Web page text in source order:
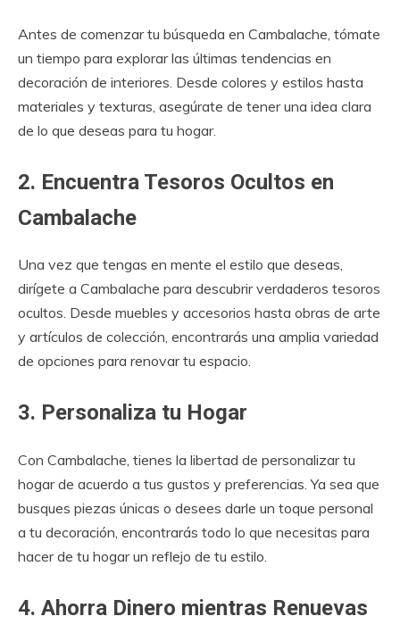
Antes de comenzar tu búsqueda en Cambalache, tómate
un tiempo para explorar las últimas tendencias en
decoración de interiores. Desde colores y estilos hasta
materiales y texturas, asegúrate de tener una idea clara
de lo que deseas para tu hogar.
2. Encuentra Tesoros Ocultos en
Cambalache
Una vez que tengas en mente el estilo que deseas,
dirígete a Cambalache para descubrir verdaderos tesoros
ocultos. Desde muebles y accesorios hasta obras de arte
y artículos de colección, encontrarás una amplia variedad
de opciones para renovar tu espacio.
3. Personaliza tu Hogar
Con Cambalache, tienes la libertad de personalizar tu
hogar de acuerdo a tus gustos y preferencias. Ya sea que
busques piezas únicas o desees darle un toque personal
a tu decoración, encontrarás todo lo que necesitas para
hacer de tu hogar un reflejo de tu estilo.
4. Ahorra Dinero mientras Renuevas